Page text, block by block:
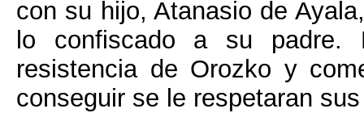
con su hijo, Atanasio de
lo confiscado a su padre.
resistencia de Orozko y
conseguir se le respetaran